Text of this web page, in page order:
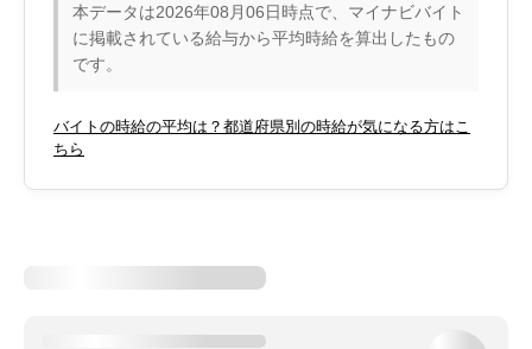
本データは2026年08月06日時点で、マイナビバイト
に掲載されている給与から平均時給を算出したもの
です。
バイトの時給の平均は？都道府県別の時給が気になる方はこ
ちら